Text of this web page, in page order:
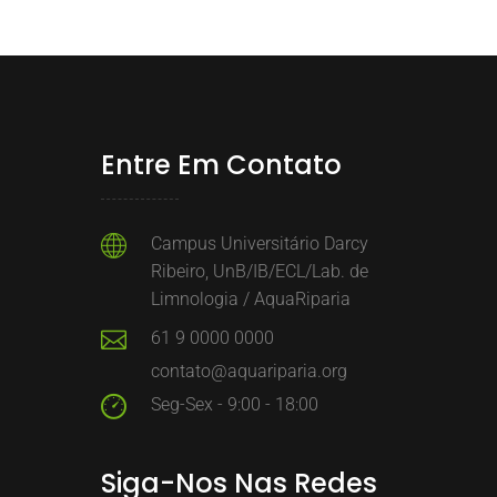
Entre Em Contato
Campus Universitário Darcy
Ribeiro, UnB/IB/ECL/Lab. de
Limnologia / AquaRiparia
61 9 0000 0000
contato@aquariparia.org
Seg-Sex - 9:00 - 18:00
Siga-Nos Nas Redes